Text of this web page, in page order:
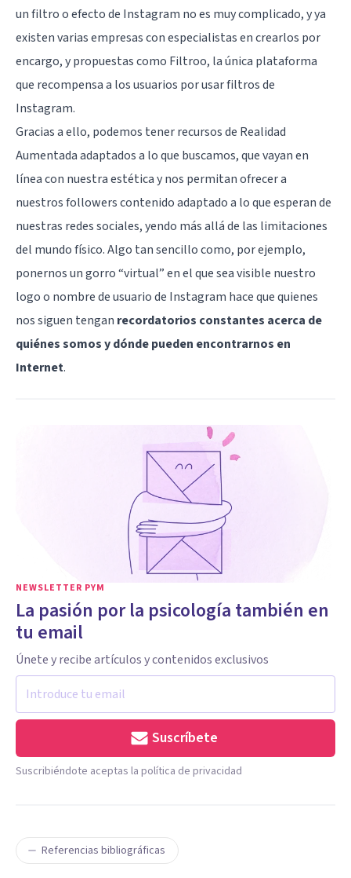
un filtro o efecto de Instagram no es muy complicado, y ya
existen varias empresas con especialistas en crearlos por
encargo, y propuestas como Filtroo, la única plataforma
que recompensa a los usuarios por usar filtros de
Instagram.
Gracias a ello, podemos tener recursos de Realidad
Aumentada adaptados a lo que buscamos, que vayan en
línea con nuestra estética y nos permitan ofrecer a
nuestros followers contenido adaptado a lo que esperan de
nuestras redes sociales, yendo más allá de las limitaciones
del mundo físico. Algo tan sencillo como, por ejemplo,
ponernos un gorro “virtual” en el que sea visible nuestro
logo o nombre de usuario de Instagram hace que quienes
nos siguen tengan recordatorios constantes acerca de
quiénes somos y dónde pueden encontrarnos en
Internet.
NEWSLETTER PYM
La pasión por la psicología también en
tu email
Únete y recibe artículos y contenidos exclusivos
Suscríbete
Suscribiéndote aceptas la política de privacidad
Referencias bibliográficas